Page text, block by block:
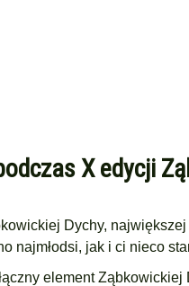
X edycji
Dychy,
najmłodsi, jak i ci nieco
element